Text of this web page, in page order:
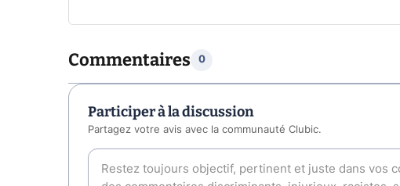
Commentaires 0
Participer à la discussion
Partagez votre avis avec la communauté Clubic.